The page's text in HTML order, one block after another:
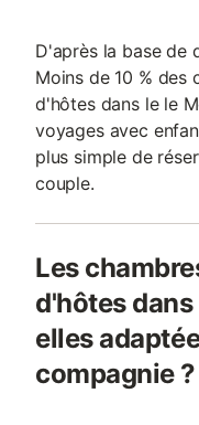
D'après la base de
Moins de 10 % des
d'hôtes dans le le
voyages avec
plus simple de
couple.
Les
d'hôtes
elles
compagnie ?